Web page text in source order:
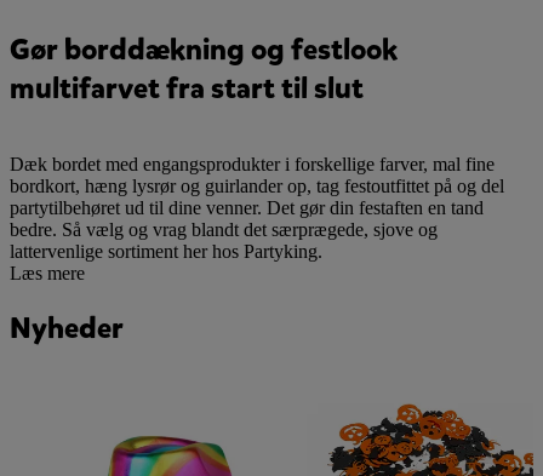
Gør borddækning og festlook
multifarvet fra start til slut
Dæk bordet med engangsprodukter i forskellige farver, mal fine
bordkort, hæng lysrør og guirlander op, tag festoutfittet på og del
partytilbehøret ud til dine venner. Det gør din festaften en tand
bedre. Så vælg og vrag blandt det særprægede, sjove og
lattervenlige sortiment her hos Partyking.
Læs mere
Nyheder